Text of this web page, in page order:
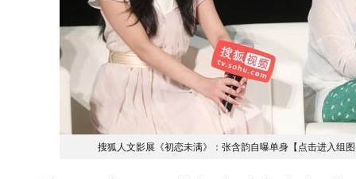
搜狐人文影展《初恋未满》：张含韵自曝单身【点击进入组